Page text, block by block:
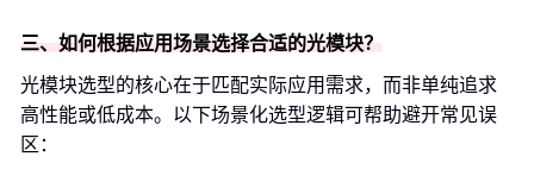
三、如何根据应用场景选择合适的光模块？
光模块选型的核心在于匹配实际应用需求，而非单纯追求
高性能或低成本。以下场景化选型逻辑可帮助避开常见误
区：